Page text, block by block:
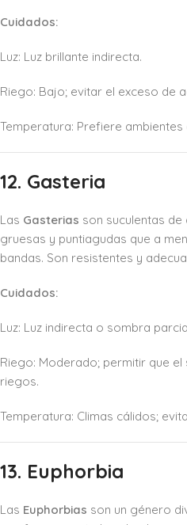
Cuidados:
Luz: Luz brillante indirecta.
Riego: Bajo; evitar el exceso de
Temperatura: Prefiere
12. Gasteria
Las Gasterias son suculentas
gruesas y puntiagudas que a
bandas. Son resistentes y
Cuidados:
Luz: Luz indirecta o sombra
Riego: Moderado; permitir que
riegos.
Temperatura: Climas cálidos;
13. Euphorbia
Las Euphorbias son un género